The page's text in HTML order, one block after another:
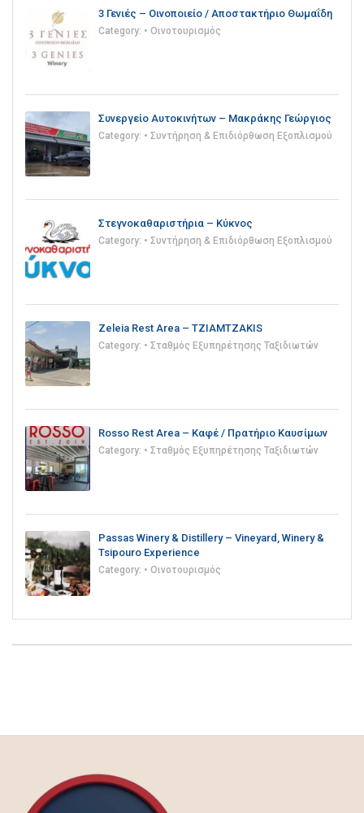
3 Γενιές – Οινοποιείο / Αποστακτήριο Θωμαΐδη
Category: • Οινοτουρισμός
Συνεργείο Αυτοκινήτων – Μακράκης Γεώργιος
Category: • Συντήρηση & Επιδιόρθωση Εξοπλισμού
Στεγνοκαθαριστήρια – Κύκνος
Category: • Συντήρηση & Επιδιόρθωση Εξοπλισμού
Zeleia Rest Area – TZIAMTZAKIS
Category: • Σταθμός Εξυπηρέτησης Ταξιδιωτών
Rosso Rest Area – Καφέ / Πρατήριο Καυσίμων
Category: • Σταθμός Εξυπηρέτησης Ταξιδιωτών
Passas Winery & Distillery – Vineyard, Winery &
Tsipouro Experience
Category: • Οινοτουρισμός